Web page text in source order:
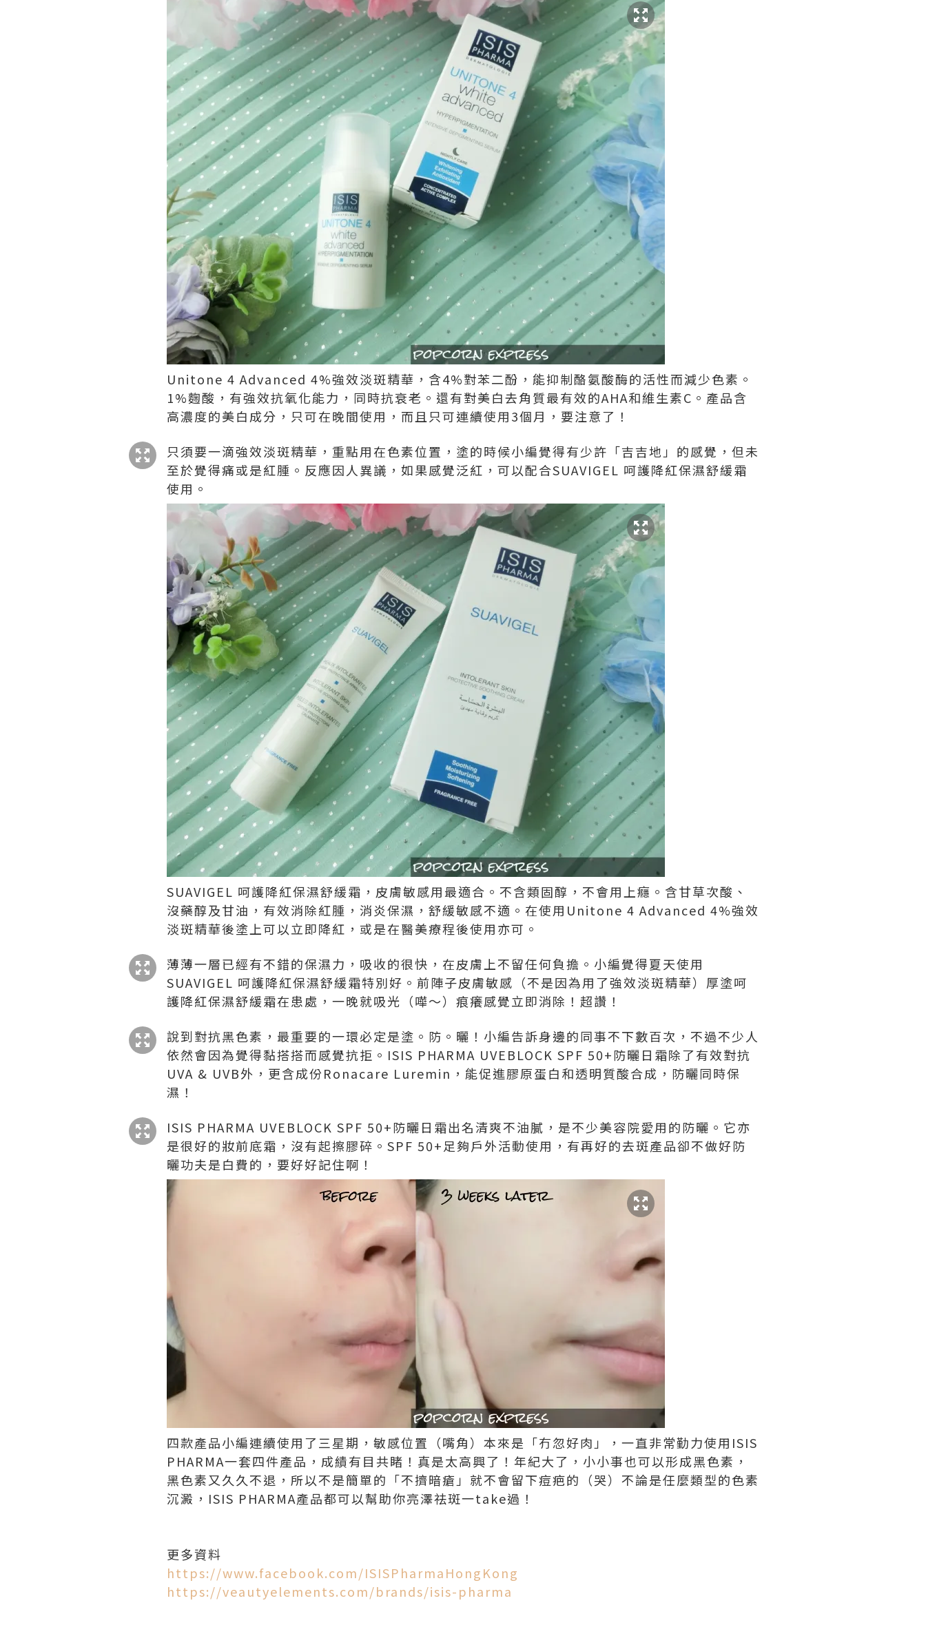
Unitone 4 Advanced 4%強效淡斑精華，含4%對苯二酚，能抑制酪氨酸酶的活性而減少色素。
1%麴酸，有強效抗氧化能力，同時抗衰老。還有對美白去角質最有效的AHA和維生素C。產品含
高濃度的美白成分，只可在晚間使用，而且只可連續使用3個月，要注意了！
只須要一滴強效淡斑精華，重點用在色素位置，塗的時候小編覺得有少許「吉吉地」的感覺，但未
至於覺得痛或是紅腫。反應因人異議，如果感覺泛紅，可以配合SUAVIGEL 呵護降紅保濕舒緩霜
使用。
SUAVIGEL 呵護降紅保濕舒緩霜，皮膚敏感用最適合。不含類固醇，不會用上癮。含甘草次酸、
沒藥醇及甘油，有效消除紅腫，消炎保濕，舒緩敏感不適。在使用Unitone 4 Advanced 4%強效
淡斑精華後塗上可以立即降紅，或是在醫美療程後使用亦可。
薄薄一層已經有不錯的保濕力，吸收的很快，在皮膚上不留任何負擔。小編覺得夏天使用
SUAVIGEL 呵護降紅保濕舒緩霜特別好。前陣子皮膚敏感（不是因為用了強效淡斑精華）厚塗呵
護降紅保濕舒緩霜在患處，一晚就吸光（嘩～）痕癢感覺立即消除！超讚！
說到對抗黑色素，最重要的一環必定是塗。防。曬！小編告訴身邊的同事不下數百次，不過不少人
依然會因為覺得黏搭搭而感覺抗拒。ISIS PHARMA UVEBLOCK SPF 50+防曬日霜除了有效對抗
UVA & UVB外，更含成份Ronacare Luremin，能促進膠原蛋白和透明質酸合成，防曬同時保
濕！
ISIS PHARMA UVEBLOCK SPF 50+防曬日霜出名清爽不油膩，是不少美容院愛用的防曬。它亦
是很好的妝前底霜，沒有起擦膠碎。SPF 50+足夠戶外活動使用，有再好的去斑產品卻不做好防
曬功夫是白費的，要好好記住啊！
四款產品小編連續使用了三星期，敏感位置（嘴角）本來是「冇忽好肉」，一直非常勤力使用ISIS
PHARMA一套四件產品，成績有目共睹！真是太高興了！年紀大了，小小事也可以形成黑色素，
黑色素又久久不退，所以不是簡單的「不擠暗瘡」就不會留下痘疤的（哭）不論是任麼類型的色素
沉澱，ISIS PHARMA產品都可以幫助你亮澤祛斑一take過！
更多資料
https://www.facebook.com/ISISPharmaHongKong
https://veautyelements.com/brands/isis-pharma